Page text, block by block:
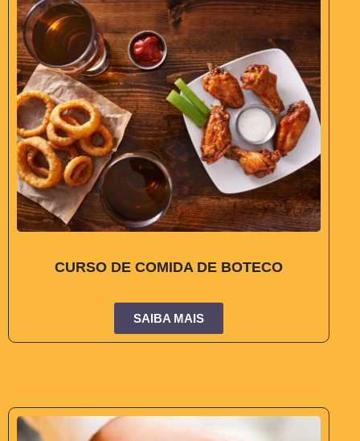
CURSO DE COMIDA DE BOTECO
SAIBA MAIS